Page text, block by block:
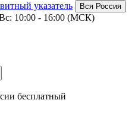
указатель Вся Россия
10:00 - 16:00 (МСК)
бесплатный